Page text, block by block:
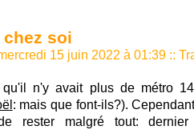
chez soi
15 juin 2022 à 01:39 ::
n'y avait plus de métro
: mais que font-ils?).
rester malgré tout: